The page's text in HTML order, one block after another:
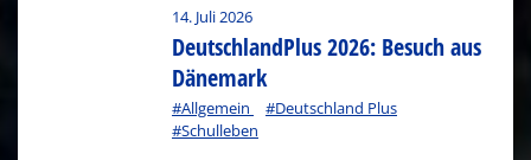
14. Juli 2026
DeutschlandPlus 2026: Besuch aus
Dänemark
#Allgemein
#Deutschland Plus
#Schulleben